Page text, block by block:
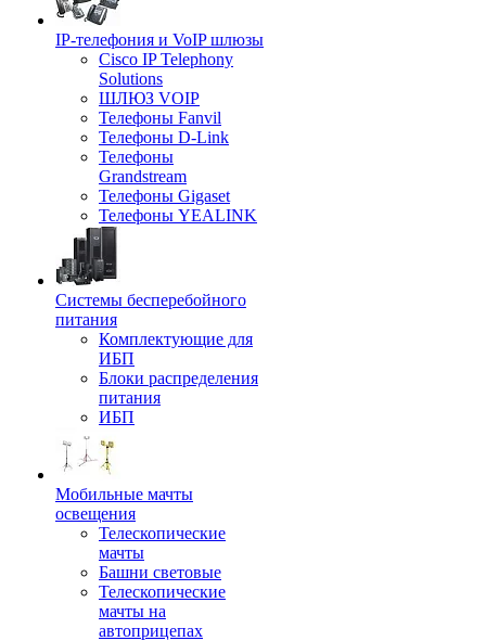
IP-телефония и VoIP шлюзы
Cisco IP Telephony
Solutions
ШЛЮЗ VOIP
Телефоны Fanvil
Телефоны D-Link
Телефоны
Grandstream
Телефоны Gigaset
Телефоны YEALINK
Системы бесперебойного
питания
Комплектующие для
ИБП
Блоки распределения
питания
ИБП
Мобильные мачты
освещения
Телескопические
мачты
Башни световые
Телескопические
мачты на
автоприцепах